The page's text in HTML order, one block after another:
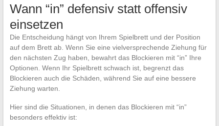
Wann “in” defensiv statt offensiv
einsetzen
Die Entscheidung hängt von Ihrem Spielbrett und der Position
auf dem Brett ab. Wenn Sie eine vielversprechende Ziehung für
den nächsten Zug haben, bewahrt das Blockieren mit “in” Ihre
Optionen. Wenn Ihr Spielbrett schwach ist, begrenzt das
Blockieren auch die Schäden, während Sie auf eine bessere
Ziehung warten.
Hier sind die Situationen, in denen das Blockieren mit “in”
besonders effektiv ist: